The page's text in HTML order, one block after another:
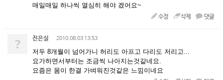
매일매일 하나씩 열심히 해야 겠어요~
수정 삭제 댓글
? 진은실 2010.08.03 13:53
저두 8개월이 넘어가니 허리도 아프고 다리도 저리고...
요가하면서부터는 조금씩 나아지는것같네요.
요즘은 몸이 한결 가벼워진것같은 느낌이네요